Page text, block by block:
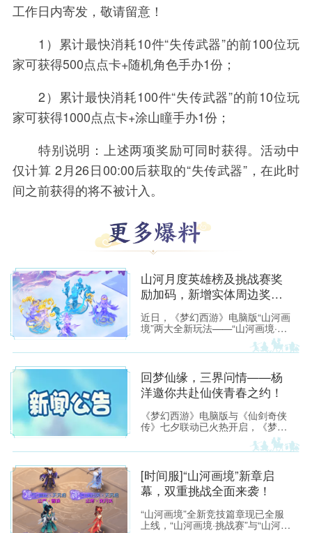
工作日内寄发，敬请留意！
1）累计最快消耗10件“失传武器”的前100位玩
家可获得500点点卡+随机角色手办1份；
2）累计最快消耗100件“失传武器”的前10位玩
家可获得1000点点卡+涂山瞳手办1份；
特别说明：上述两项奖励可同时获得。活动中
仅计算 2月26日00:00后获取的“失传武器”，在此时
间之前获得的将不被计入。
山河月度英雄榜及挑战赛奖
励加码，新增实体周边奖
励！
近日，《梦幻西游》电脑版“山河画
境”两大全新玩法——“山河画境·挑
战赛”与“山河画境·月度英雄榜”已火
热开启。 为激励三界少侠勇闯画
增丰厚实物周边奖励，各位少侠将
有机会赢取涂山瞳大手办、青花瓷
鬼将手办等典藏好礼，让画境之内
礼遇。
回梦仙缘，三界问情——杨
洋邀你共赴仙侠青春之约！
《梦幻西游》电脑版与《仙剑奇侠
传》七夕联动已火热开启，《梦幻
西游》电脑版代言人杨洋出镜拍摄
的联动主题视频也已在全网同步上
串联起两大IP跨越时光的共同记
忆，精准戳中无数玩家的成长共
鸣。
[时间服]“山河画境”新章启
幕，双重挑战全面来袭！
“山河画境”全新竞技篇章现已全服
上线，“山河画境·挑战赛”与“山河画